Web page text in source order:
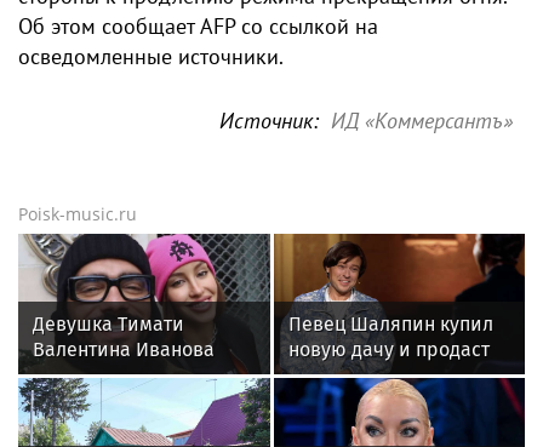
Об этом сообщает AFP со ссылкой на
осведомленные источники.
Источник: ИД «Коммерсантъ»
Poisk-music.ru
Девушка Тимати
Валентина Иванова
снялась с годовалой
дочерью в парной
фотосессии
Певец Шаляпин купил
новую дачу и продаст
старую